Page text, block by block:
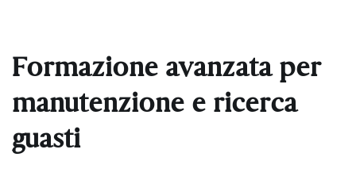
Formazione avanzata per
manutenzione e ricerca
guasti